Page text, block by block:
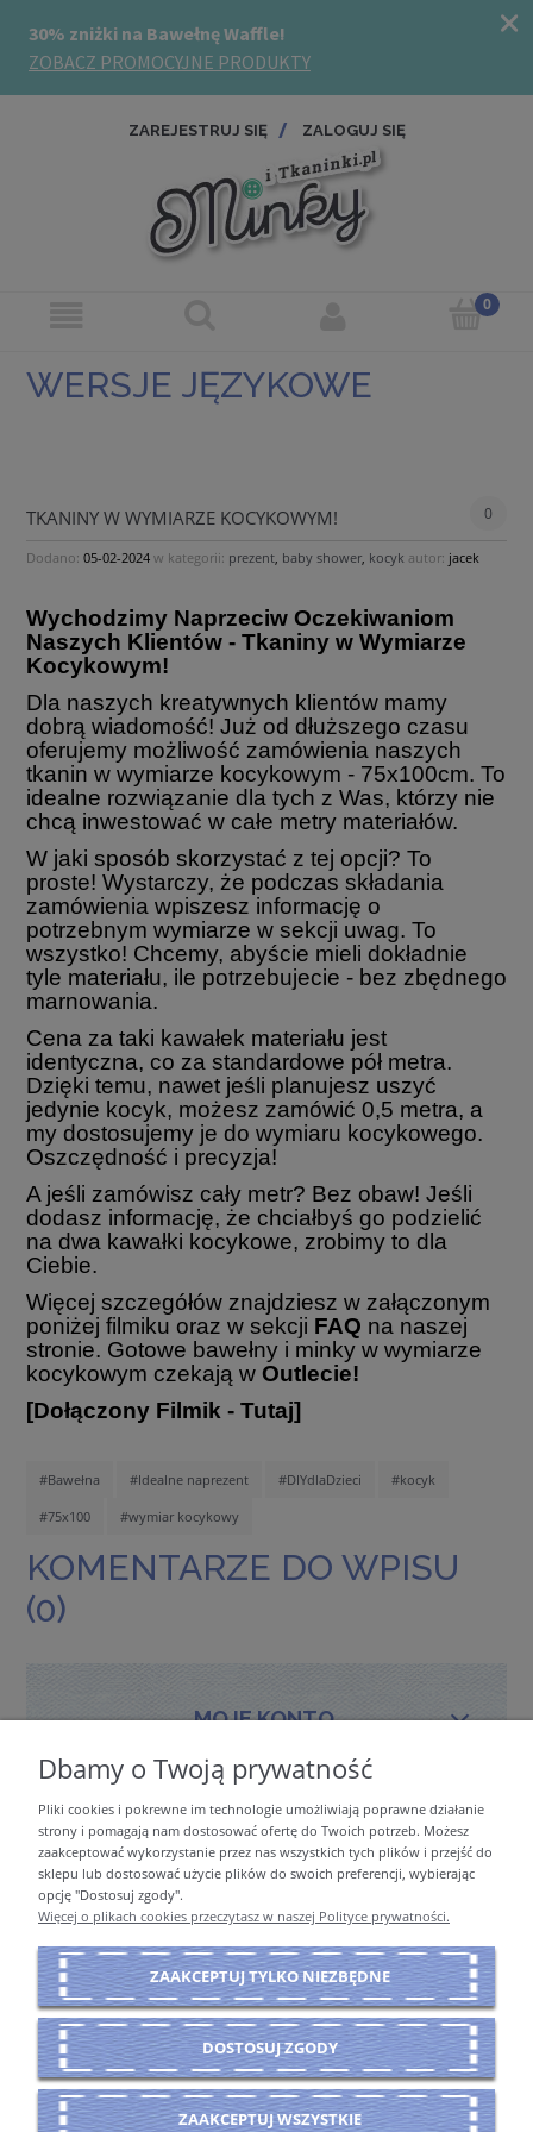
ZAREJESTRUJ SIĘ ZALOGUJ SIĘ
WERSJE JĘZYKOWE
TKANINY W WYMIARZE KOCYKOWYM! 0
Dodano: 05-02-2024 w kategorii: prezent, baby shower, kocyk autor: jacek
Wychodzimy Naprzeciw Oczekiwaniom
Naszych Klientów - Tkaniny w Wymiarze
Kocykowym!
Dla naszych kreatywnych klientów mamy
dobrą wiadomość! Już od dłuższego czasu
oferujemy możliwość zamówienia naszych
tkanin w wymiarze kocykowym - 75x100cm. To
idealne rozwiązanie dla tych z Was, którzy nie
chcą inwestować w całe metry materiałów.
W jaki sposób skorzystać z tej opcji? To
proste! Wystarczy, że podczas składania
zamówienia wpiszesz informację o
potrzebnym wymiarze w sekcji uwag. To
wszystko! Chcemy, abyście mieli dokładnie
tyle materiału, ile potrzebujecie - bez zbędnego
marnowania.
Cena za taki kawałek materiału jest
identyczna, co za standardowe pół metra.
Dzięki temu, nawet jeśli planujesz uszyć
jedynie kocyk, możesz zamówić 0,5 metra, a
my dostosujemy je do wymiaru kocykowego.
Oszczędność i precyzja!
A jeśli zamówisz cały metr? Bez obaw! Jeśli
dodasz informację, że chciałbyś go podzielić
na dwa kawałki kocykowe, zrobimy to dla
Ciebie.
Więcej szczegółów znajdziesz w załączonym
poniżej filmiku oraz w sekcji FAQ na naszej
stronie. Gotowe bawełny i minky w wymiarze
kocykowym czekają w Outlecie!
[Dołączony Filmik - Tutaj]
#Bawełna #Idealne naprezent #DIYdlaDzieci #kocyk
#75x100 #wymiar kocykowy
KOMENTARZE DO WPISU
(0)
MOJE KONTO
PŁATNOŚCI I DOSTAWA
INFORMACJE
O NAS
POKAŻ PEŁNĄ WERSJĘ STRONY
Sklep internetowy Shoper Premium
Dbamy o Twoją prywatność
Pliki cookies i pokrewne im technologie umożliwiają poprawne działanie
strony i pomagają nam dostosować ofertę do Twoich potrzeb. Możesz
zaakceptować wykorzystanie przez nas wszystkich tych plików i przejść do
sklepu lub dostosować użycie plików do swoich preferencji, wybierając
opcję "Dostosuj zgody".
Więcej o plikach cookies przeczytasz w naszej Polityce prywatności.
ZAAKCEPTUJ TYLKO NIEZBĘDNE
DOSTOSUJ ZGODY
ZAAKCEPTUJ WSZYSTKIE